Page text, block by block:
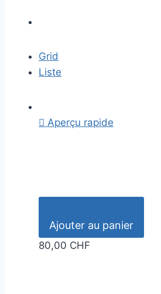
Grid
Liste
 Aperçu rapide
Ajouter au panier
80,00 CHF